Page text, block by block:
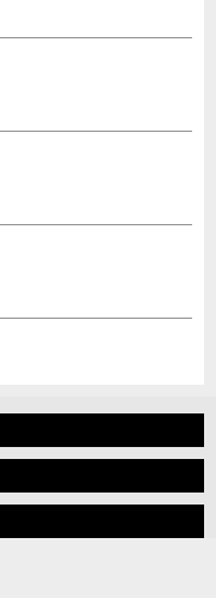
wird eine Kopie der
the Google